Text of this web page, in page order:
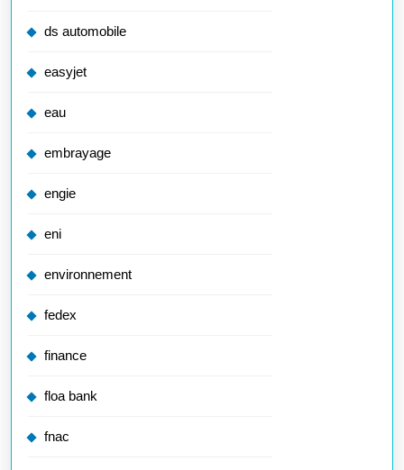
ds automobile
easyjet
eau
embrayage
engie
eni
environnement
fedex
finance
floa bank
fnac